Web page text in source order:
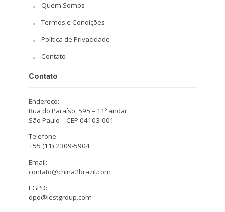
Quem Somos
Termos e Condições
Política de Privacidade
Contato
Contato
Endereço:
Rua do Paraíso, 595 – 11º andar
São Paulo – CEP 04103-001
Telefone:
+55 (11) 2309-5904
Email:
contato@china2brazil.com
LGPD:
dpo@iestgroup.com